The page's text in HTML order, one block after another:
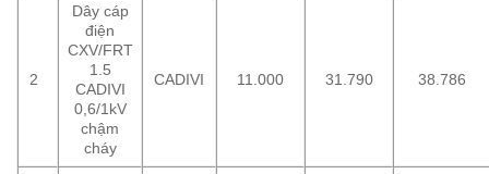
2
Dây cáp
điện
CXV/FRT
1.5
CADIVI
0,6/1kV
chậm
cháy
CADIVI 11.000 31.790 38.786